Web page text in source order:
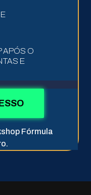
APÓS O
E
Fórmula